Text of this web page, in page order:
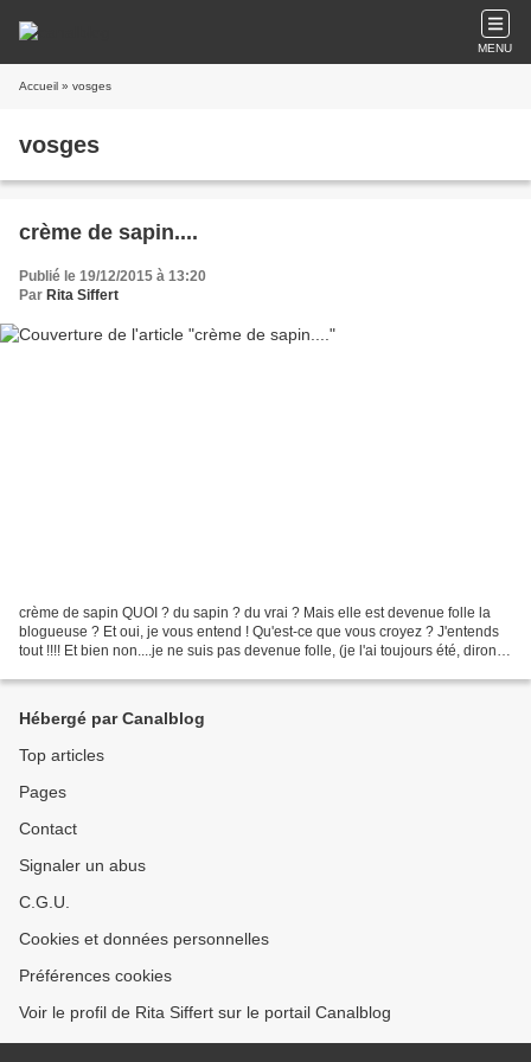
MENU
Accueil » vosges
vosges
crème de sapin....
Publié le 19/12/2015 à 13:20
Par Rita Siffert
crème de sapin QUOI ? du sapin ? du vrai ? Mais elle est devenue folle la
blogueuse ? Et oui, je vous entend ! Qu'est-ce que vous croyez ? J'entends
tout !!!! Et bien non....je ne suis pas devenue folle, (je l'ai toujours été, dirons
Hébergé par Canalblog
Top articles
Pages
Contact
Signaler un abus
C.G.U.
Cookies et données personnelles
Préférences cookies
Voir le profil de Rita Siffert sur le portail Canalblog